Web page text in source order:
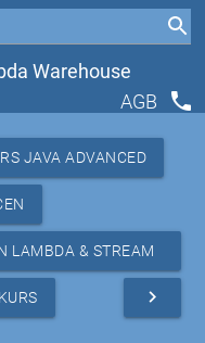
Warehouse
AGB
phone
JAVA ADVANCED
LAMBDA & STREAM
navigate_next